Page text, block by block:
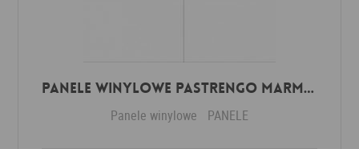
Panele winylowe Pastrengo marmor beige 57590 Klasa 34 3 mm
Panele winylowe PANELE